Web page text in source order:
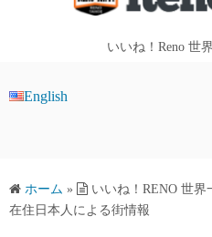
いいね！Reno 世
English
ホーム »
いいね！RENO 世界
在住日本人による街情報